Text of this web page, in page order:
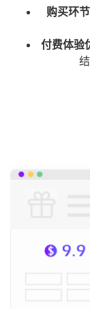
购买环
付费体验